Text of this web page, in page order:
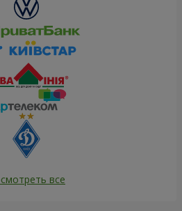
Роза белая (поштучно)